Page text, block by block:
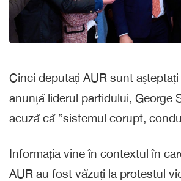
Cinci deputați AUR sunt
anunță liderul partidului, George
acuză că ”sistemul corupt,
Informația vine în contextul în
AUR au fost văzuți la protestul